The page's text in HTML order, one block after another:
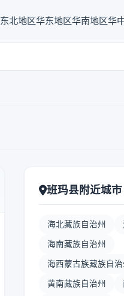
东北地区华东地区华南地区华
班玛县附近城市
海北藏族自治州
海南藏族自治州
海西蒙古族藏族自治
黄南藏族自治州